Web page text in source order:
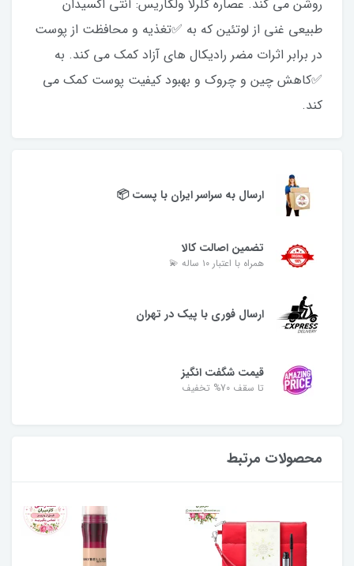
روشن می کند. عصاره کلرلا ولگاریس: آنتی اکسیدان
طبیعی غنی از لوتئین که به ✅تغذیه و محافظت از پوست
در برابر اثرات مضر رادیکال های آزاد کمک می کند. به
✅کاهش چین و چروک و بهبود کیفیت پوست کمک می
کند.
ارسال به سراسر ایران با پست 📦
تضمین اصالت کالا
همراه با اعتبار ۱۰ ساله 💫
ارسال فوری با پیک در تهران
قیمت شگفت انگیز
تا سقف 70% تخفیف
محصولات مرتبط